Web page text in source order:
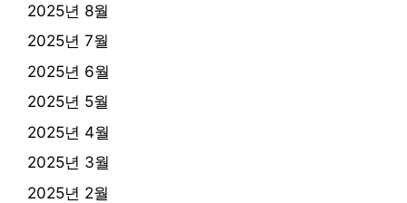
2025년 8월
2025년 7월
2025년 6월
2025년 5월
2025년 4월
2025년 3월
2025년 2월